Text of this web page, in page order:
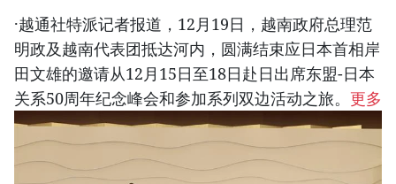
·越通社特派记者报道，12月19日，越南政府总理范
明政及越南代表团抵达河内，圆满结束应日本首相岸
田文雄的邀请从12月15日至18日赴日出席东盟-日本
关系50周年纪念峰会和参加系列双边活动之旅。 更多